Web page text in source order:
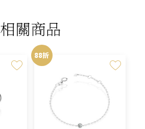
相關商品
88折